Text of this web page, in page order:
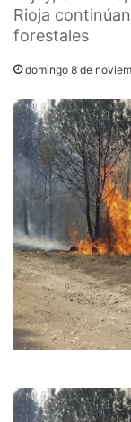
Rioja
forestales
domingo 8 de